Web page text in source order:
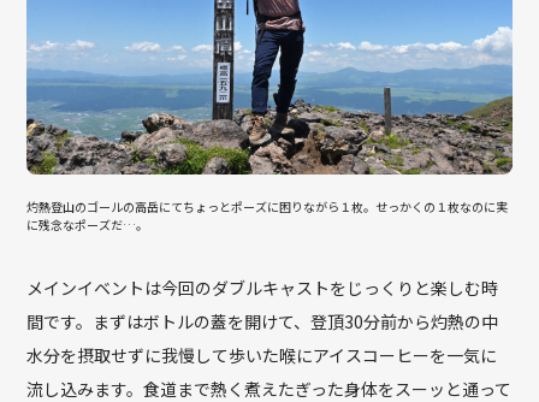
灼熱登山のゴールの高岳にてちょっとポーズに困りながら１枚。せっかくの１枚なのに実
に残念なポーズだ…。
メインイベントは今回のダブルキャストをじっくりと楽しむ時
間です。まずはボトルの蓋を開けて、登頂30分前から灼熱の中
水分を摂取せずに我慢して歩いた喉にアイスコーヒーを一気に
流し込みます。食道まで熱く煮えたぎった身体をスーッと通って